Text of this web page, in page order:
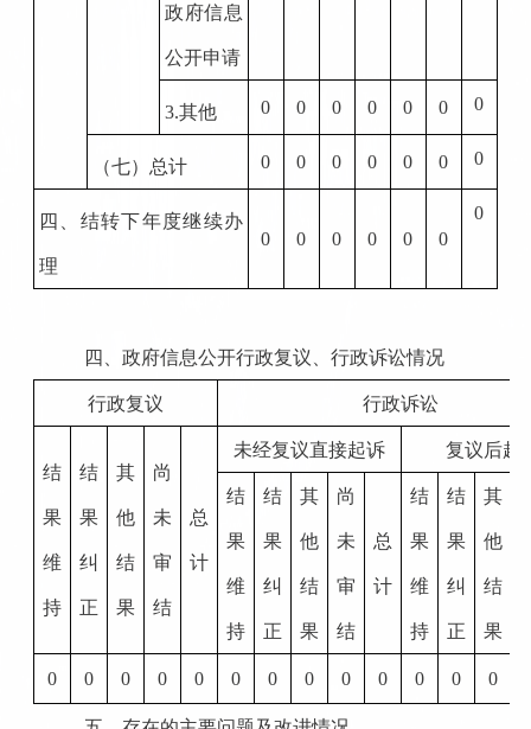
政府信息
公开申请
3.其他 0 0 0 0 0 0 0
（七）总计 0 0 0 0 0 0 0
四、结转下年度继续办
理
0 0 0 0 0 0
0
四、 政府信息公开行政复议、行政诉讼情况
行政复议 行政诉讼
结
果
维
持
结
果
纠
正
其
他
结
果
尚
未
审
结
总
计
未经复议直接起诉 复议后起
结
果
维
持
结
果
纠
正
其
他
结
果
尚
未
审
结
总
计
结
果
维
持
结
果
纠
正
其
他
结
果
0 0 0 0 0 0 0 0 0 0 0 0 0